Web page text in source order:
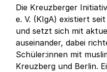
Die Kreuzberger
e. V. (KIgA) existiert
und setzt sich mit
auseinander, dabei
Schüler:innen mit
Kreuzberg und Berlin.